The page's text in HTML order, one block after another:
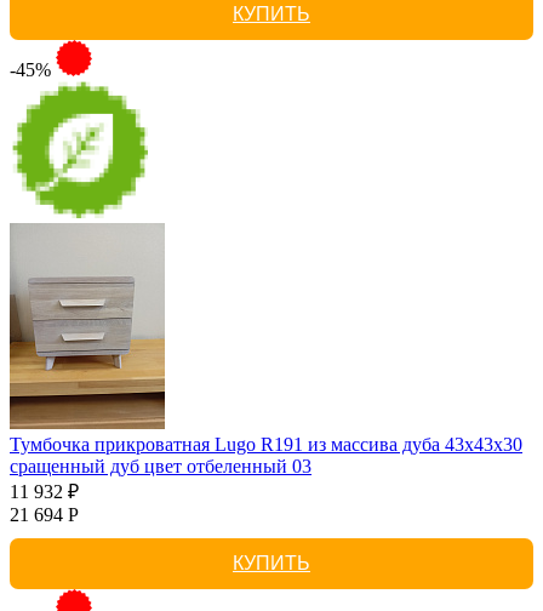
КУПИТЬ
-45%
Тумбочка прикроватная Lugo R191 из массива дуба 43х43х30
сращенный дуб цвет отбеленный 03
11 932 ₽
21 694 Р
КУПИТЬ